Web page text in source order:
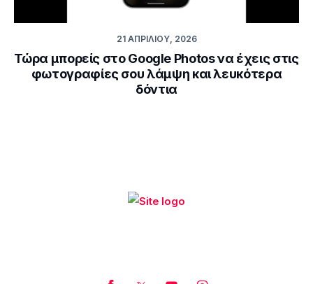
21 ΑΠΡΙΛΊΟΥ, 2026
Τώρα μπορείς στο Google Photos να έχεις στις
φωτογραφίες σου λάμψη και λευκότερα
δόντια